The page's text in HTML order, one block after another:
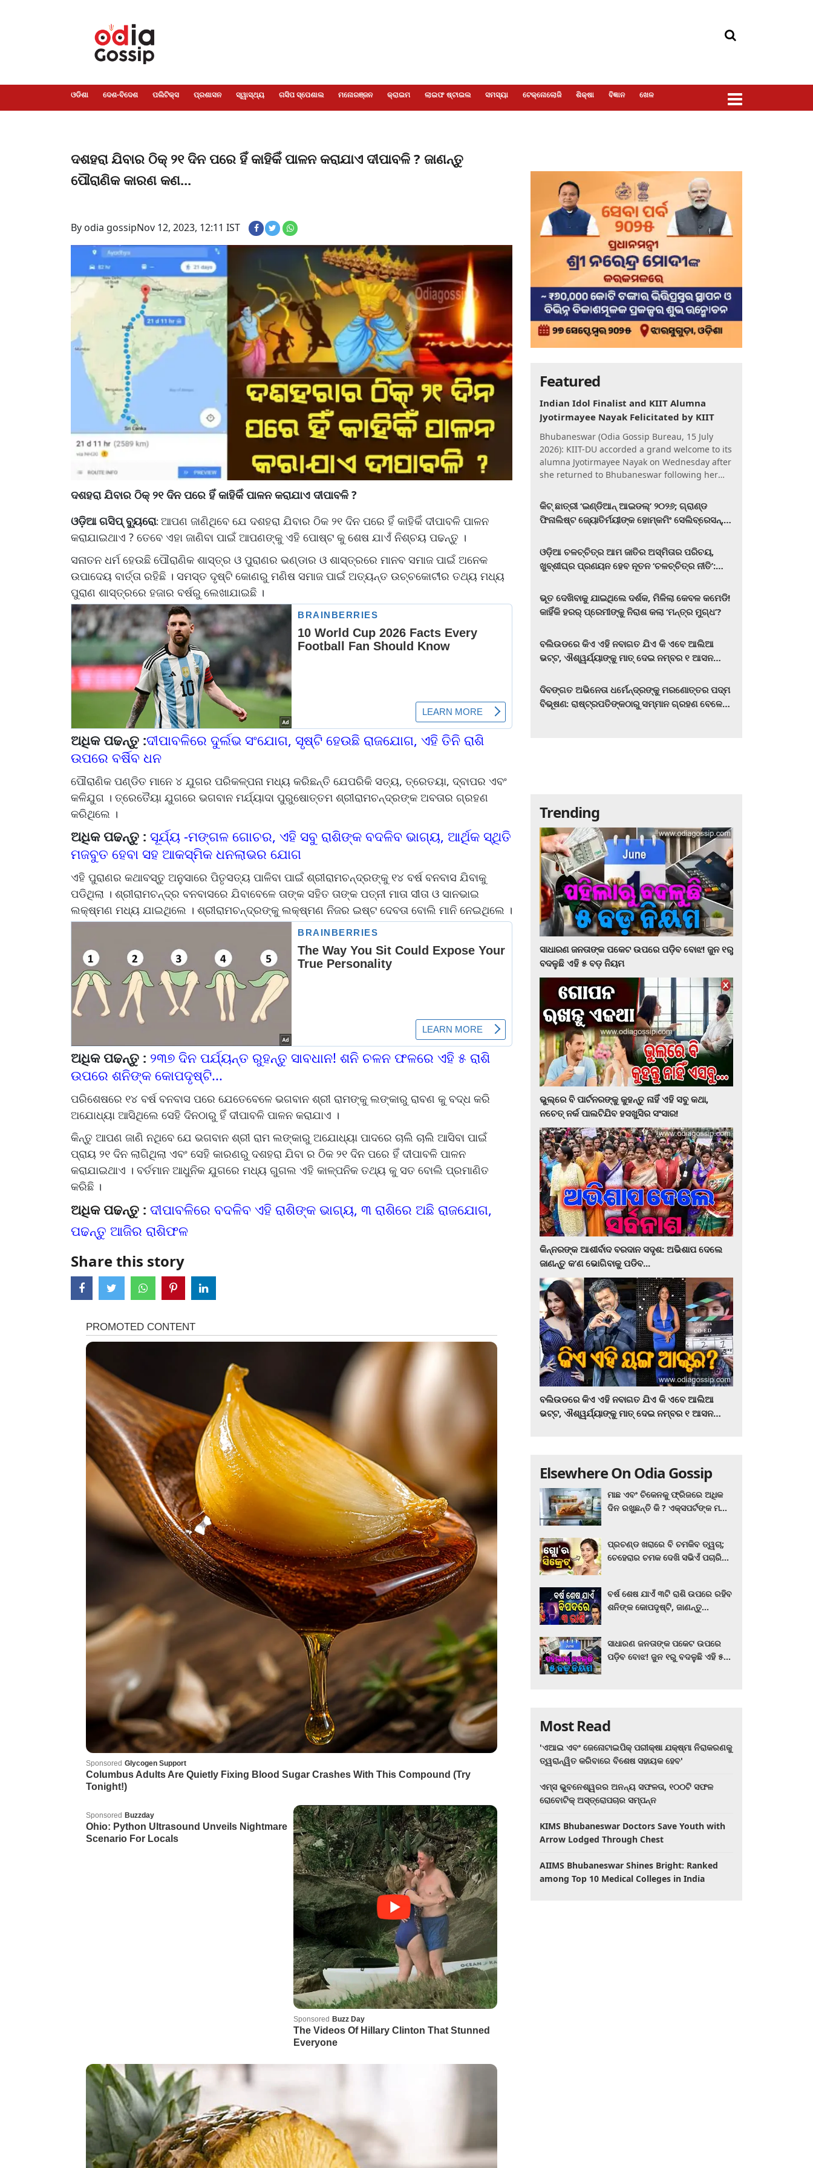
ଓଡିଶା ଦେଶ-ବିଦେଶ ପଲିଟିକ୍ସ ପ୍ରଶାସନ ସ୍ୱାସ୍ଥ୍ୟ ଗସିପ ସ୍ପେଶାଲ ମନୋରଞ୍ଜନ କ୍ରାଇମ ଲାଇଫ ଷ୍ଟାଇଲ ସମସ୍ୟା ଟେକ୍ନୋଲୋଜି ଶିକ୍ଷା ବିଜ୍ଞାନ ଖେଳ
ଦଶହରା ଯିବାର ଠିକ୍ ୨୧ ଦିନ ପରେ ହିଁ କାହିକିଁ ପାଳନ କରାଯାଏ ଦୀପାବଳି ? ଜାଣନ୍ତୁ
ପୌରାଣିକ କାରଣ କଣ...
By odia gossipNov 12, 2023, 12:11 IST
ଦଶହରା ଯିବାର ଠିକ୍ ୨୧ ଦିନ ପରେ ହିଁ କାହିକିଁ ପାଳନ କରାଯାଏ ଦୀପାବଳି ?
ଓଡ଼ିଆ ଗସିପ୍ ବ୍ୟୁରୋ: ଆପଣ ଜାଣିଥିବେ ଯେ ଦଶହରା ଯିବାର ଠିକ ୨୧ ଦିନ ପରେ ହିଁ କାହିକିଁ ଦୀପାବଳି ପାଳନ
କରାଯାଇଥାଏ ? ତେବେ ଏହା ଜାଣିବା ପାଇଁ ଆପଣଙ୍କୁ ଏହି ପୋଷ୍ଟ କୁ ଶେଷ ଯାଏଁ ନିଶ୍ଚୟ ପଢନ୍ତୁ ।
ସନାତନ ଧର୍ମ ହେଉଛି ପୌରାଣିକ ଶାସ୍ତ୍ର ଓ ପୁରାଣର ଭଣ୍ଡାର ଓ ଶାସ୍ତ୍ରରେ ମାନବ ସମାଜ ପାଇଁ ଅନେକ
ଉପାଦେୟ ବାର୍ତ୍ତା ରହିଛି । ସମସ୍ତ ଦୃଷ୍ଟି କୋଣରୁ ମଣିଷ ସମାଜ ପାଇଁ ଅତ୍ୟନ୍ତ ଉଚ୍ଚକୋଟୀର ତଥ୍ୟ ମଧ୍ୟ
ପୁରାଣ ଶାସ୍ତ୍ରରେ ହଜାର ବର୍ଷରୁ ଲେଖାଯାଇଛି ।
ଅଧିକ ପଢନ୍ତୁ :ଦୀପାବଳିରେ ଦୁର୍ଲଭ ସଂଯୋଗ, ସୃଷ୍ଟି ହେଉଛି ରାଜଯୋଗ, ଏହି ତିନି ରାଶି
ଉପରେ ବର୍ଷିବ ଧନ
ପୌରାଣିକ ପଣ୍ଡିତ ମାନେ ୪ ଯୁଗର ପରିକଳ୍ପନା ମଧ୍ୟ କରିଛନ୍ତି ଯେପରିକି ସତ୍ୟ, ତ୍ରେତୟା, ଦ୍ବାପର ଏବଂ
କଳିଯୁଗ । ତ୍ରେତୈୟା ଯୁଗରେ ଭଗବାନ ମର୍ଯ୍ୟାଦା ପୁରୁଷୋତ୍ତମ ଶ୍ରୀରାମଚନ୍ଦ୍ରଙ୍କ ଅବତାର ଗ୍ରହଣ
କରିଥିଲେ ।
ଅଧିକ ପଢନ୍ତୁ : ସୂର୍ଯ୍ୟ -ମଙ୍ଗଳ ଗୋଚର, ଏହି ସବୁ ରାଶିଙ୍କ ବଦଳିବ ଭାଗ୍ୟ, ଆର୍ଥିକ ସ୍ଥିତି
ମଜବୁତ ହେବା ସହ ଆକସ୍ମିକ ଧନଲାଭର ଯୋଗ
ଏହି ପୁରାଣର କଥାବସ୍ତୁ ଅନୁସାରେ ପିତୃସତ୍ୟ ପାଳିବା ପାଇଁ ଶ୍ରୀରାମଚନ୍ଦ୍ରଙ୍କୁ ୧୪ ବର୍ଷ ବନବାସ ଯିବାକୁ
ପଡିଥିଲା । ଶ୍ରୀରାମଚନ୍ଦ୍ର ବନବାସରେ ଯିବାବେଳେ ତାଙ୍କ ସହିତ ତାଙ୍କ ପତ୍ନୀ ମାତା ସୀତା ଓ ସାନଭାଇ
ଲକ୍ଷ୍ମଣ ମଧ୍ୟ ଯାଇଥିଲେ । ଶ୍ରୀରାମଚନ୍ଦ୍ରଙ୍କୁ ଲକ୍ଷ୍ମଣ ନିଜର ଇଷ୍ଟ ଦେବତା ବୋଲି ମାନି ନେଇଥିଲେ ।
ଅଧିକ ପଢନ୍ତୁ : ୨୩୭ ଦିନ ପର୍ଯ୍ୟନ୍ତ ରୁହନ୍ତୁ ସାବଧାନ! ଶନି ଚଳନ ଫଳରେ ଏହି ୫ ରାଶି
ଉପରେ ଶନିଙ୍କ କୋପଦୃଷ୍ଟି...
ପରିଶେଷରେ ୧୪ ବର୍ଷ ବନବାସ ପରେ ଯେତେବେଳେ ଭଗବାନ ଶ୍ରୀ ରାମଙ୍କୁ ଲଙ୍କାରୁ ରାବଣ କୁ ବଦ୍ଧ କରି
ଅଯୋଧ୍ୟା ଆସିଥିଲେ ସେହି ଦିନଠାରୁ ହିଁ ଦୀପାବଳି ପାଳନ କରାଯାଏ ।
କିନ୍ତୁ ଆପଣ ଜାଣି ନଥିବେ ଯେ ଭଗବାନ ଶ୍ରୀ ରାମ ଲଙ୍କାରୁ ଅଯୋଧ୍ୟା ପାଦରେ ଚାଲି ଚାଲି ଆସିବା ପାଇଁ
ପ୍ରାୟ ୨୧ ଦିନ ଲାଗିଥିଲା ଏବଂ ସେହି କାରଣରୁ ଦଶହରା ଯିବା ର ଠିକ ୨୧ ଦିନ ପରେ ହିଁ ଦୀପାବଳି ପାଳନ
କରାଯାଇଥାଏ । ବର୍ତମାନ ଆଧୁନିକ ଯୁଗରେ ମଧ୍ୟ ଗୁଗଲ ଏହି କାଳ୍ପନିକ ତଥ୍ୟ କୁ ସତ ବୋଲି ପ୍ରମାଣିତ
କରିଛି ।
ଅଧିକ ପଢନ୍ତୁ : ଦୀପାବଳିରେ ବଦଳିବ ଏହି ରାଶିଙ୍କ ଭାଗ୍ୟ, ୩ ରାଶିରେ ଅଛି ରାଜଯୋଗ,
ପଢନ୍ତୁ ଆଜିର ରାଶିଫଳ
Share this story
Featured
Indian Idol Finalist and KIIT Alumna
Jyotirmayee Nayak Felicitated by KIIT
Bhubaneswar (Odia Gossip Bureau, 15 July
2026): KIIT-DU accorded a grand welcome to its
alumna Jyotirmayee Nayak on Wednesday after
she returned to Bhubaneswar following her
କିଟ୍‍ ଛାତ୍ରୀ ‘ଇଣ୍ଡିଆନ୍ ଆଇଡଲ୍‌’ ୨୦୨୬; ଗ୍ରାଣ୍ଡ
ଫିନାଲିଷ୍ଟ ଜ୍ୟୋତିର୍ମୟୀଙ୍କ ହୋମ୍‍କମିଂ ସେଲିବ୍ରେସନ୍‍,
ଓଡ଼ିଆ ଚଳଚ୍ଚିତ୍ର ଆମ ଜାତିର ଅସ୍ମିତାର ପରିଚୟ,
ଖୁବ୍‌ଶୀଘ୍ର ପ୍ରଣୟନ ହେବ ନୂତନ ‘ଚଳଚ୍ଚିତ୍ର ନୀତି’:
ଭୂତ ଦେଖିବାକୁ ଯାଇଥିଲେ ଦର୍ଶକ, ମିଳିଲା କେବଳ କମେଡି!
କାହିଁକି ହରର୍‌ ପ୍ରେମୀଙ୍କୁ ନିରାଶ କଲା ‘ମନ୍ତ୍ର ମୁଗ୍ଧ’?
ବଲିଉଡରେ କିଏ ଏହି ନବାଗତ ଯିଏ କି ଏବେ ଆଲିଆ
ଭଟ୍ଟ, ଐଶ୍ୱର୍ଯ୍ୟାଙ୍କୁ ମାତ୍‌ ଦେଇ ନମ୍ବର ୧ ଆସନ
ଦିବଙ୍ଗତ ଅଭିନେତା ଧର୍ମେନ୍ଦ୍ରଙ୍କୁ ମରଣୋତ୍ତର ପଦ୍ମ
ବିଭୂଷଣ: ରାଷ୍ଟ୍ରପତିଙ୍କଠାରୁ ସମ୍ମାନ ଗ୍ରହଣ ବେଳେ
Trending
ସାଧାରଣ ଜନତାଙ୍କ ପକେଟ ଉପରେ ପଡ଼ିବ ବୋଝ! ଜୁନ ୧ରୁ
ବଦଳୁଛି ଏହି ୫ ବଡ଼ ନିୟମ
ଭୁଲ୍‌ରେ ବି ପାର୍ଟନରଙ୍କୁ କୁହନ୍ତୁ ନାହିଁ ଏହି ସବୁ କଥା,
ନଚେତ୍‌ ନର୍କ ପାଲଟିଯିବ ହସଖୁସିର ସଂସାର!
କିନ୍ନରଙ୍କ ଆଶୀର୍ବାଦ ବରଦାନ ସଦୃଶ: ଅଭିଶାପ ଦେଲେ
ଜାଣନ୍ତୁ କ’ଣ ଭୋଗିବାକୁ ପଡିବ...
ବଲିଉଡରେ କିଏ ଏହି ନବାଗତ ଯିଏ କି ଏବେ ଆଲିଆ
ଭଟ୍ଟ, ଐଶ୍ୱର୍ଯ୍ୟାଙ୍କୁ ମାତ୍‌ ଦେଇ ନମ୍ବର ୧ ଆସନ
Elsewhere On Odia Gossip
ମାଛ ଏବଂ ଚିକେନକୁ ଫ୍ରିଜରେ ଅଧିକ
ଦିନ ରଖୁଛନ୍ତି କି ? ଏକ୍ସପର୍ଟଙ୍କ ମତ
ପ୍ରଚଣ୍ଡ ଖରାରେ ବି ଚମକିବ ତ୍ୱଚା;
ଚେହେରାର ଚମକ ଦେଖି ସଭିଏଁ ପଚାରିବେ
ବର୍ଷ ଶେଷ ଯାଏଁ ୩ଟି ରାଶି ଉପରେ ରହିବ
ଶନିଙ୍କ କୋପଦୃଷ୍ଟି, ଜାଣନ୍ତୁ
ସାଧାରଣ ଜନତାଙ୍କ ପକେଟ ଉପରେ
ପଡ଼ିବ ବୋଝ! ଜୁନ ୧ରୁ ବଦଳୁଛି ଏହି ୫
Most Read
'ଏଆଇ ଏବଂ ଜେନୋଟାଇପିକ୍ ପରୀକ୍ଷା ଯକ୍ଷ୍ମା ନିରାକରଣକୁ
ତ୍ୱରାନ୍ୱିତ କରିବାରେ ବିଶେଷ ସହାୟକ ହେବ'
ଏମ୍ସ ଭୁବନେଶ୍ୱରର ଅନନ୍ୟ ସଫଳତା, ୧୦୦ଟି ସଫଳ
ରୋବୋଟିକ୍ ଅସ୍ତ୍ରୋପଚାର ସମ୍ପନ୍ନ
KIMS Bhubaneswar Doctors Save Youth with
Arrow Lodged Through Chest
AIIMS Bhubaneswar Shines Bright: Ranked
among Top 10 Medical Colleges in India